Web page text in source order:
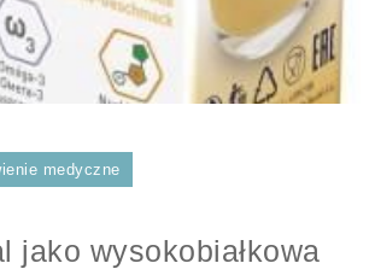
medyczne
jako wysokobiałkowa